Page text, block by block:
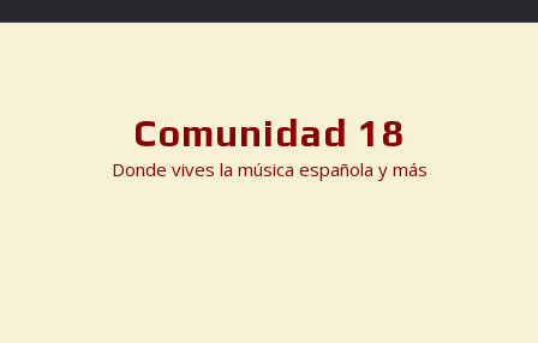
Comunidad 18
Donde vives la música española y más